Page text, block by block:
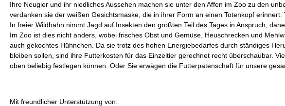
Ihre Neugier und ihr niedliches Aussehen machen sie unter den Affen im Zoo zu den
verdanken sie der weißen Gesichtsmaske, die in ihrer Form an einen Totenkopf
In freier Wildbahn nimmt Jagd auf Insekten den größten Teil des Tages in Anspruch,
Im Zoo ist dies nicht anders, wobei frisches Obst und Gemüse, Heuschrecken und
auch gekochtes Hühnchen. Da sie trotz des hohen Energiebedarfes durch ständiges
bleiben sollen, sind ihre Futterkosten für das Einzeltier gerechnet recht überschaubar.
oben beliebig festlegen können. Oder Sie erwägen die Futterpatenschaft für unsere
Mit freundlicher Unterstützung von: